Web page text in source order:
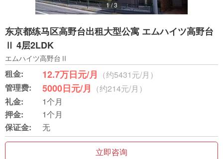
1/3
东京都练马区高野台出租大型公寓 エムハイツ高野台
Ⅱ 4层2LDK
エムハイツ高野台Ⅱ
租金: 12.7万日元/月 （约5431元/月）
管理费:
5000日元/月 （约214元/月）
礼金:
1个月
押金:
1个月
保证金:
无
立即咨询